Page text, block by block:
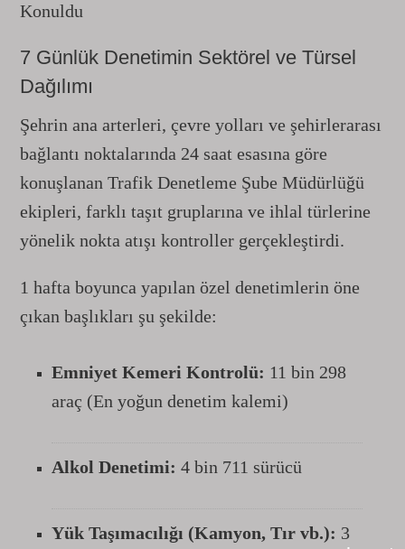
Konuldu
7 Günlük Denetimin Sektörel ve Türsel
Dağılımı
Şehrin ana arterleri, çevre yolları ve şehirlerarası
bağlantı noktalarında 24 saat esasına göre
konuşlanan Trafik Denetleme Şube Müdürlüğü
ekipleri, farklı taşıt gruplarına ve ihlal türlerine
yönelik nokta atışı kontroller gerçekleştirdi.
1 hafta boyunca yapılan özel denetimlerin öne
çıkan başlıkları şu şekilde:
Emniyet Kemeri Kontrolü: 11 bin 298
araç (En yoğun denetim kalemi)
Alkol Denetimi: 4 bin 711 sürücü
Yük Taşımacılığı (Kamyon, Tır vb.): 3